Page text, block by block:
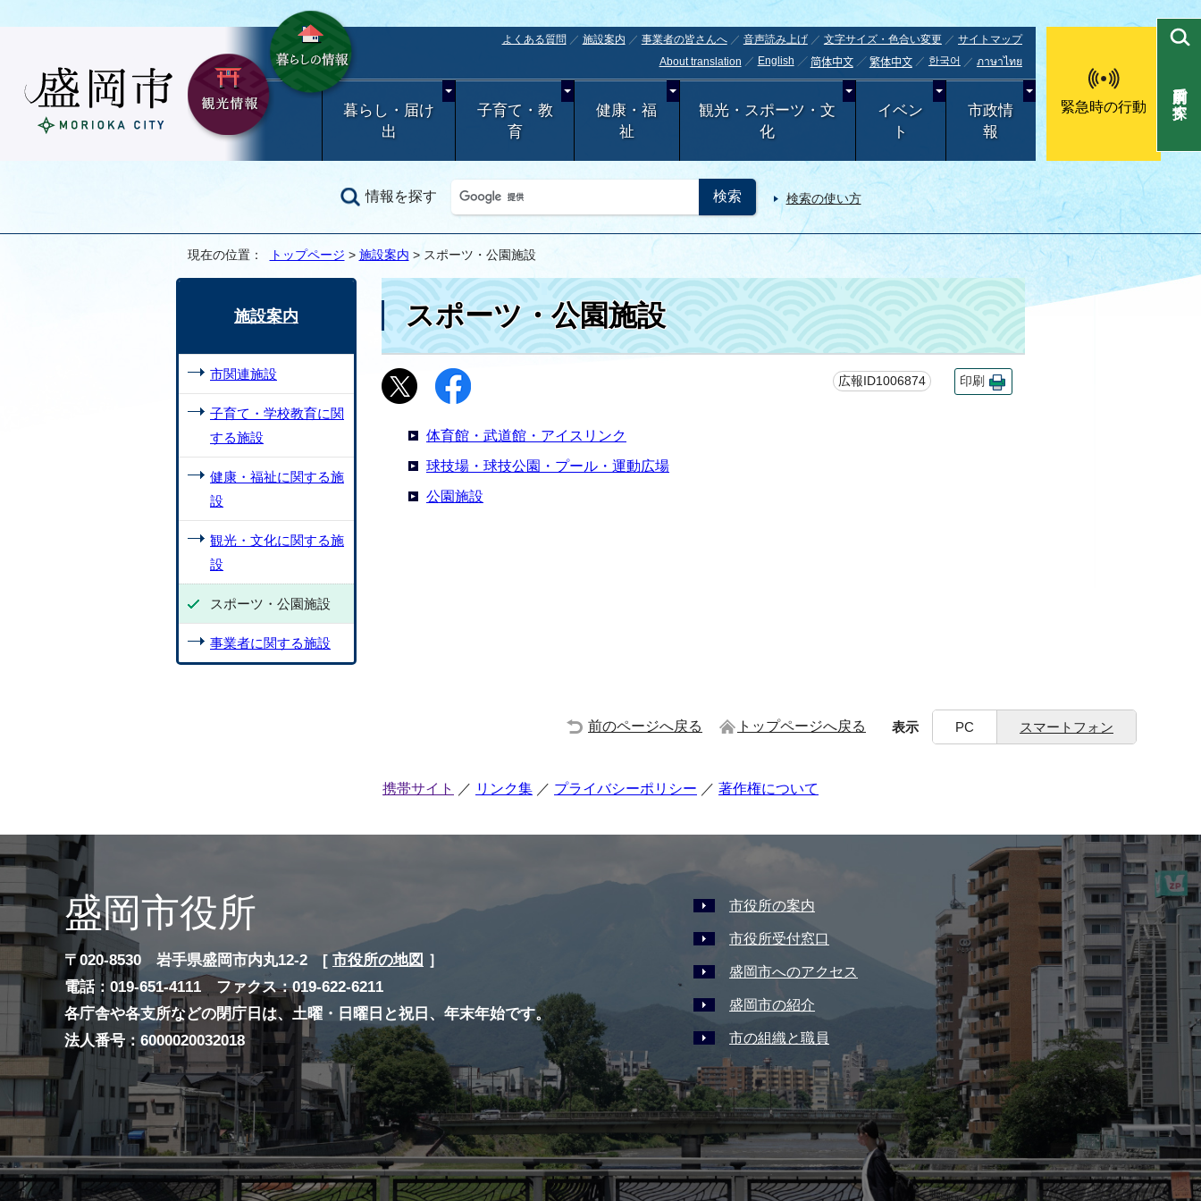
よくある質問 施設案内 事業者の皆さんへ 音声読み上げ 文字サイズ・色合い変更
サイトマップ
About translation
English 简体中文 繁体中文 한국어 ภาษาไทย
暮らし・届け
出
子育て・教
育
健康・福
祉
観光・スポーツ・文
化
イベン
ト
市政情
報
緊急時の行動
情報を探す 検索の使い方
目的別で探す
現在の位置： トップページ > 施設案内 > スポーツ・公園施設
スポーツ・公園施設
広報ID1006874 印刷
体育館・武道館・アイスリンク
球技場・球技公園・プール・運動広場
公園施設
施設案内
市関連施設
子育て・学校教育に関
する施設
健康・福祉に関する施
設
観光・文化に関する施
設
スポーツ・公園施設
事業者に関する施設
前のページへ戻る トップページへ戻る 表示 PC スマートフォン
携帯サイト リンク集 プライバシーポリシー 著作権について
盛岡市役所
〒020-8530 岩手県盛岡市内丸12-2 [ 市役所の地図 ］
電話：019-651-4111 ファクス：019-622-6211
各庁舎や各支所などの閉庁日は、土曜・日曜日と祝日、年末年始です。
法人番号：6000020032018
市役所の案内
市役所受付窓口
盛岡市へのアクセス
盛岡市の紹介
市の組織と職員